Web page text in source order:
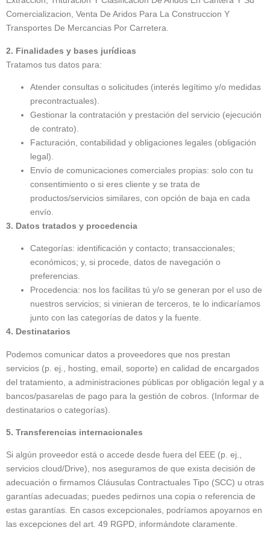
Comercializacion, Venta De Aridos Para La Construccion Y
Transportes De Mercancias Por Carretera.
2. Finalidades y bases jurídicas
Tratamos tus datos para:
Atender consultas o solicitudes (interés legítimo y/o medidas
precontractuales).
Gestionar la contratación y prestación del servicio (ejecución
de contrato).
Facturación, contabilidad y obligaciones legales (obligación
legal).
Envío de comunicaciones comerciales propias: solo con tu
consentimiento o si eres cliente y se trata de
productos/servicios similares, con opción de baja en cada
envío.
3. Datos tratados y procedencia
Categorías: identificación y contacto; transaccionales;
económicos; y, si procede, datos de navegación o
preferencias.
Procedencia: nos los facilitas tú y/o se generan por el uso de
nuestros servicios; si vinieran de terceros, te lo indicaríamos
junto con las categorías de datos y la fuente.
4. Destinatarios
Podemos comunicar datos a proveedores que nos prestan
servicios (p. ej., hosting, email, soporte) en calidad de encargados
del tratamiento, a administraciones públicas por obligación legal y a
bancos/pasarelas de pago para la gestión de cobros. (Informar de
destinatarios o categorías).
5. Transferencias internacionales
Si algún proveedor está o accede desde fuera del EEE (p. ej.,
servicios cloud/Drive), nos aseguramos de que exista decisión de
adecuación o firmamos Cláusulas Contractuales Tipo (SCC) u otras
garantías adecuadas; puedes pedirnos una copia o referencia de
estas garantías. En casos excepcionales, podríamos apoyarnos en
las excepciones del art. 49 RGPD, informándote claramente.